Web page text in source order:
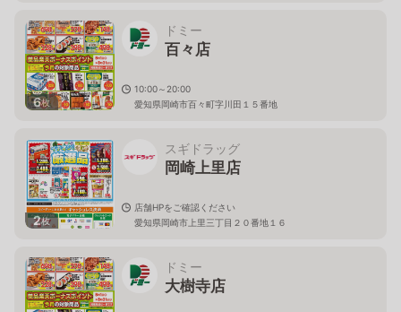
6枚
ドミー
百々店
10:00～20:00
愛知県岡崎市百々町字川田１５番地
2枚
スギドラッグ
岡崎上里店
店舗HPをご確認ください
愛知県岡崎市上里三丁目２０番地１６
ドミー
大樹寺店